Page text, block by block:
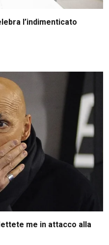
l’indimenticato
me in attacco alla